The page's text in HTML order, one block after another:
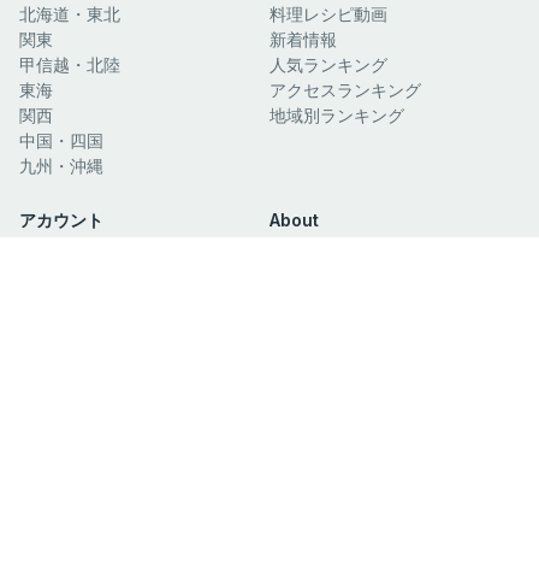
北海道・東北
関東
甲信越・北陸
東海
関西
中国・四国
九州・沖縄
料理レシピ動画
新着情報
人気ランキング
アクセスランキング
地域別ランキング
アカウント
About